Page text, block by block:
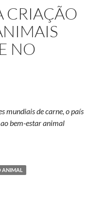
CRIAÇÃO
NO
mundiais de carne, o país
bem-estar animal
e no abate de animais
ANIMAL